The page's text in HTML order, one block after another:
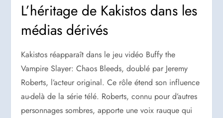
L’héritage de Kakistos dans les
médias dérivés
Kakistos réapparaît dans le jeu vidéo Buffy the
Vampire Slayer: Chaos Bleeds, doublé par Jeremy
Roberts, l’acteur original. Ce rôle étend son influence
au-delà de la série télé. Roberts, connu pour d’autres
personnages sombres, apporte une voix rauque qui